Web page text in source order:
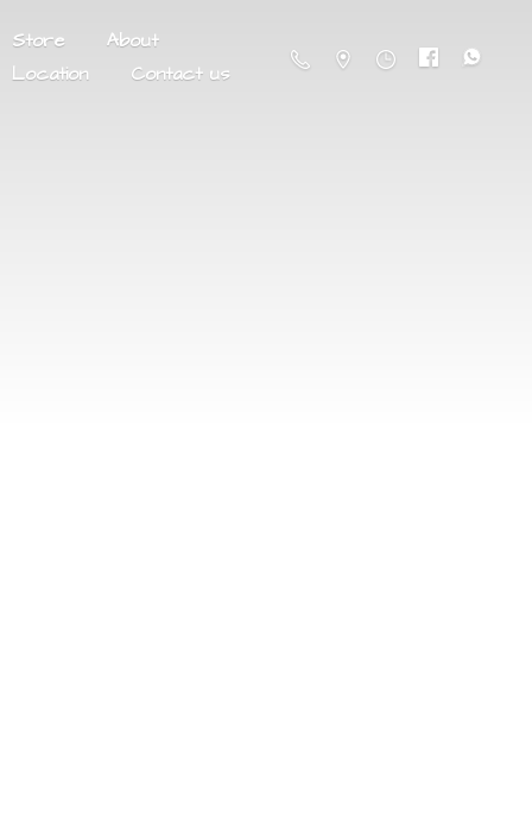
Store
About
Location
Contact us